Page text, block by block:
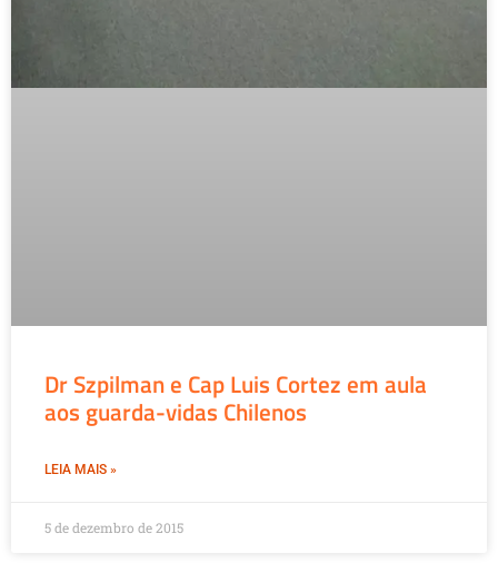
Dr Szpilman e Cap Luis Cortez em aula
aos guarda-vidas Chilenos
LEIA MAIS »
5 de dezembro de 2015